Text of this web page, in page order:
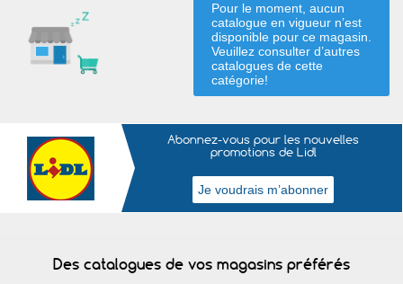
Pour le moment, aucun
catalogue en vigueur n’est
disponible pour ce magasin.
Veuillez consulter d’autres
catalogues de cette
catégorie!
Abonnez-vous pour les nouvelles
promotions de Lidl
Des catalogues de vos magasins préférés